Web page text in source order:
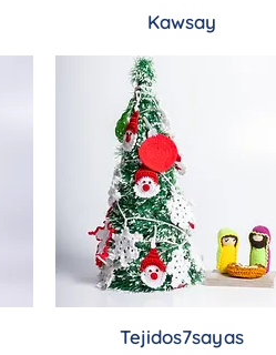
Kawsay
Tejidos7sayas